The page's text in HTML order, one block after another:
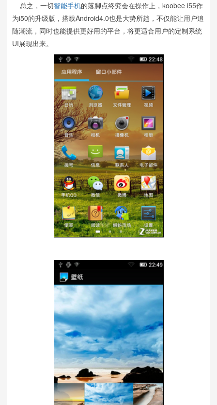
总之，一切智能手机的落脚点终究会在操作上，koobee i55作
为i50的升级版，搭载Android4.0也是大势所趋，不仅能让用户追
随潮流，同时也能提供更好用的平台，将更适合用户的定制系统
UI展现出来。